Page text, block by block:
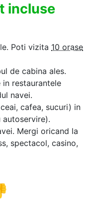
incluse
Poti vizita 10 orase
de cabina ales.
restaurantele
navei.
cafea, sucuri) in
Mergi oricand la
spectacol, casino,